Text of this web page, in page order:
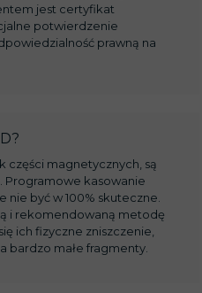
jest certyfikat
potwierdzenie
prawną na
części magnetycznych, są
kasowanie
nie być w 100% skuteczne.
i rekomendowaną metodę
ich fizyczne zniszczenie,
bardzo małe fragmenty.